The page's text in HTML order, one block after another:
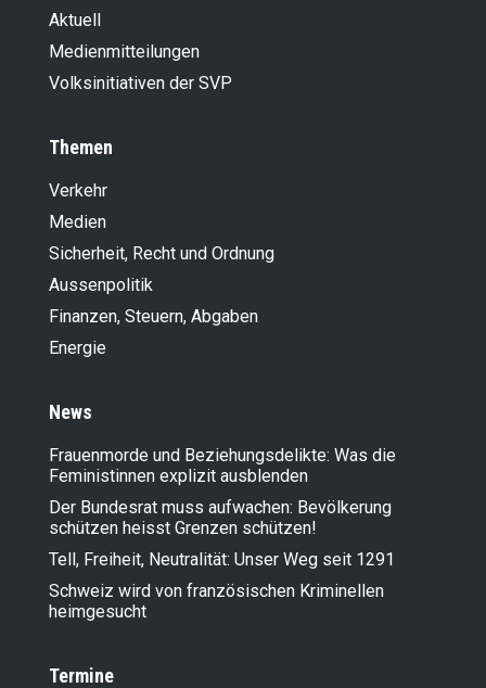
Aktuell
Medienmitteilungen
Volksinitiativen der SVP
Themen
Verkehr
Medien
Sicherheit, Recht und Ordnung
Aussenpolitik
Finanzen, Steuern, Abgaben
Energie
News
Frauenmorde und Beziehungsdelikte: Was die
Feministinnen explizit ausblenden
Der Bundesrat muss aufwachen: Bevölkerung
schützen heisst Grenzen schützen!
Tell, Freiheit, Neutralität: Unser Weg seit 1291
Schweiz wird von französischen Kriminellen
heimgesucht
Termine